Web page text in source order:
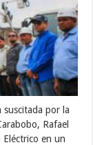
por la
Rafael
Eléctrico en un